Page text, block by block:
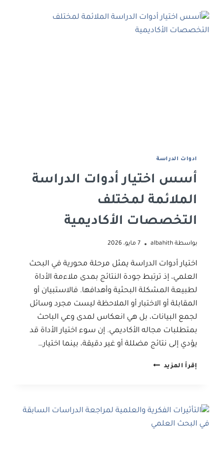
المناسبة
لبحثك
الأكاديمي
ادوات اﻟﺪراﺳﺔ
أسس اختيار أدوات الدراسة
الملائمة لمختلف
التخصصات الأكاديمية
بواسطة albahith 7 مايو، 2026
اختيار أدوات الدراسة يمثل مرحلة محورية في البحث
العلمي، إذ ترتبط جودة النتائج بمدى ملاءمة الأداة
لطبيعة المشكلة البحثية وأهدافها. فالاستبيان أو
المقابلة أو الاختبار أو الملاحظة ليست مجرد وسائل
لجمع البيانات، بل هي انعكاس لمدى وعي الباحث
بمتطلبات مجاله الأكاديمي. إن سوء اختيار الأداة قد
يؤدي إلى نتائج مضللة أو غير دقيقة، بينما اختيار…
إقرأ المزيد أسس
الملائمة
لمختلف
التخصصات